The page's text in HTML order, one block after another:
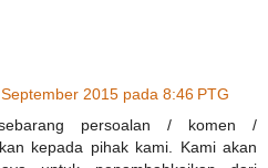
2015 pada 8:46 PTG
persoalan / komen /
kepada pihak kami. Kami akan